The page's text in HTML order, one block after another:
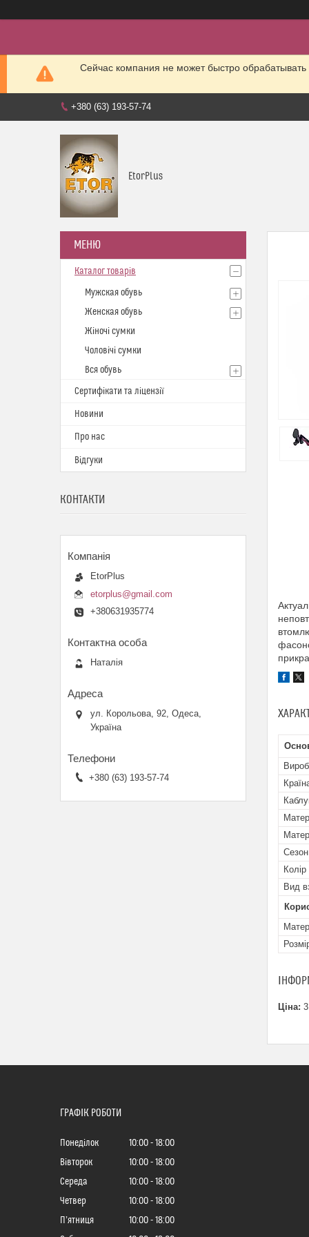
Сейчас компания не может быстро
+380 (63) 193-57-74
EtorPlus
Сезон
Колір
Вид
Ціна:
Каталог товарів
Мужская обувь
Женская обувь
Жіночі сумки
Чоловічі сумки
Вся обувь
Сертифікати та ліцензії
Новини
Про нас
Відгуки
КОНТАКТИ
EtorPlus
etorplus@gmail.com
+380631935774
Наталія
ул. Корольова, 92, Одеса,
Україна
+380 (63) 193-57-74
ГРАФІК РОБОТИ
Понеділок 10:00
18:00
Вівторок
10:00
18:00
Середа
10:00
18:00
Четвер
10:00
18:00
Пʼятниця
10:00
18:00